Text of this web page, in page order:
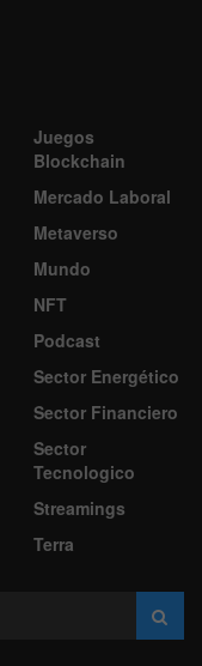
Juegos
Blockchain
Mercado Laboral
Metaverso
Mundo
NFT
Podcast
Sector Energético
Sector Financiero
Sector
Tecnologico
Streamings
Terra